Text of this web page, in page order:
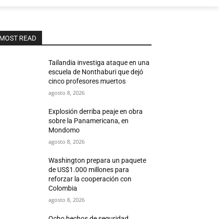
READ
Tailandia investiga ataque en una
escuela de Nonthaburi que dejó
cinco profesores muertos
agosto 8, 2026
Explosión derriba peaje en obra
sobre la Panamericana, en
Mondomo
agosto 8, 2026
Washington prepara un paquete
de US$1.000 millones para
reforzar la cooperación con
Colombia
agosto 8, 2026